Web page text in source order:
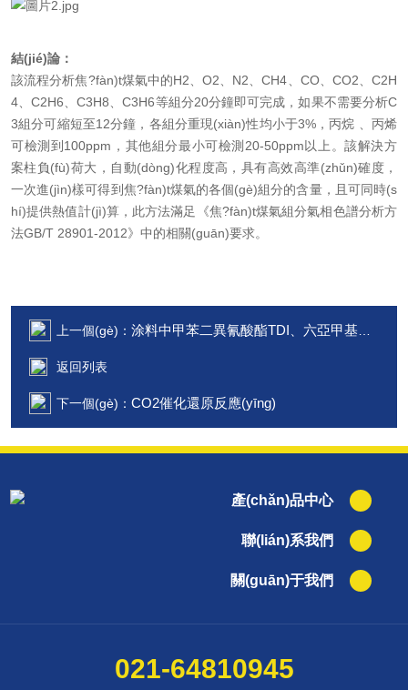
結(jié)論：
該流程分析焦?fàn)t煤氣中的H2、O2、N2、CH4、CO、CO2、C2H
4、C2H6、C3H8、C3H6等組分20分鐘即可完成，如果不需要分析C
3組分可縮短至12分鐘，各組分重現(xiàn)性均小于3%，丙烷 、丙烯
可檢測到100ppm，其他組分最小可檢測20-50ppm以上。該解決方
案柱負(fù)荷大，自動(dòng)化程度高，具有高效高準(zhǔn)確度，
一次進(jìn)樣可得到焦?fàn)t煤氣的各個(gè)組分的含量，且可同時(s
hí)提供熱值計(jì)算，此方法滿足《焦?fàn)t煤氣組分氣相色譜分析方
法GB/T 28901-2012》中的相關(guān)要求。
上一個(gè)： 涂料中甲苯二異氰酸酯TDI、六亞甲基二異氰酸酯HDI分析
返回列表
下一個(gè)： CO2催化還原反應(yīng)
產(chǎn)品中心
聯(lián)系我們
關(guān)于我們
021-64810945